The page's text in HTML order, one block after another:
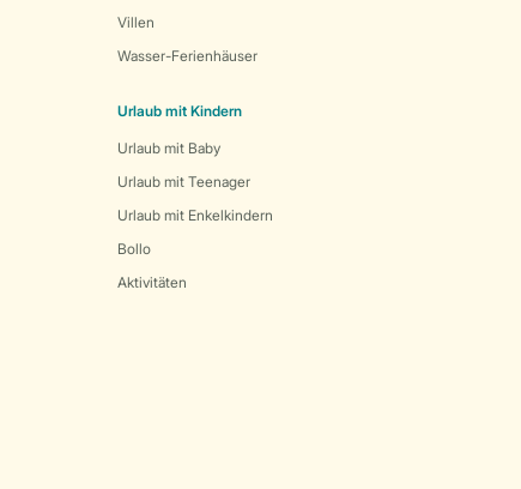
Villen
Wasser-Ferienhäuser
Urlaub mit Kindern
Urlaub mit Baby
Urlaub mit Teenager
Urlaub mit Enkelkindern
Bollo
Aktivitäten